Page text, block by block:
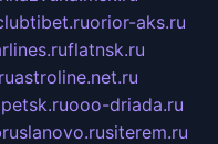
orior-aks.ru
flatnsk.ru
astroline.net.ru
ooo-driada.ru
siterem.ru